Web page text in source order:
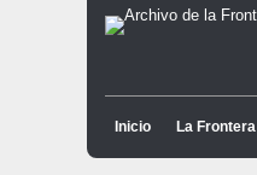
Inicio La Frontera